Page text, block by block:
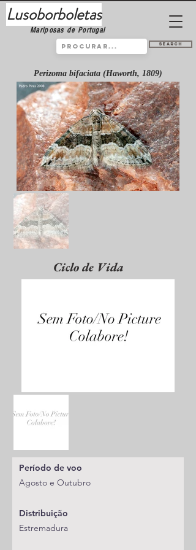
Lusoborboletas
Mariposas de Portugal
Search
Perizoma bifaciata (Haworth, 1809)
Ciclo de Vida
Período de voo
Agosto e Outubro
Distribuição
Estremadura